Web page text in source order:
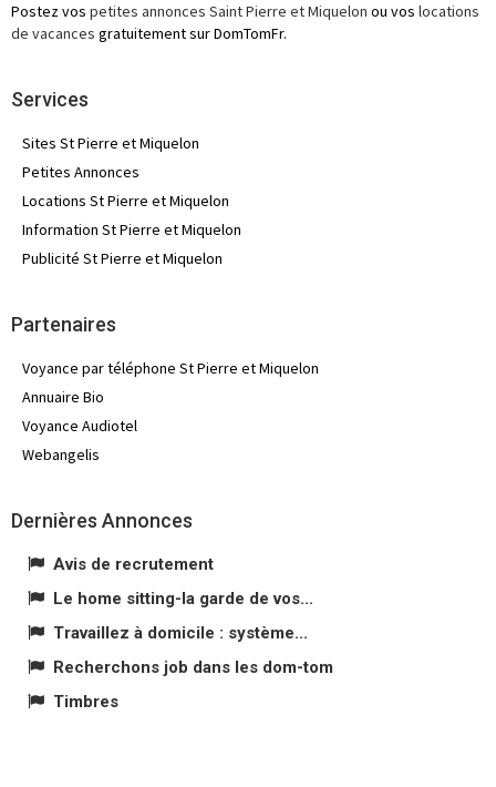
Postez vos petites annonces Saint Pierre et Miquelon ou vos locations
de vacances gratuitement sur DomTomFr.
Services
Sites St Pierre et Miquelon
Petites Annonces
Locations St Pierre et Miquelon
Information St Pierre et Miquelon
Publicité St Pierre et Miquelon
Partenaires
Voyance par téléphone St Pierre et Miquelon
Annuaire Bio
Voyance Audiotel
Webangelis
Dernières Annonces
Avis de recrutement
Le home sitting-la garde de vos...
Travaillez à domicile : système...
Recherchons job dans les dom-tom
Timbres